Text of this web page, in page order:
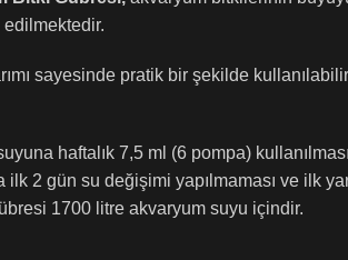
edilmektedir.
sayesinde pratik bir şekilde
haftalık 7,5 ml (6 pompa)
ilk 2 gün su değişimi yapılmaması ve ilk
1700 litre akvaryum suyu içindir.